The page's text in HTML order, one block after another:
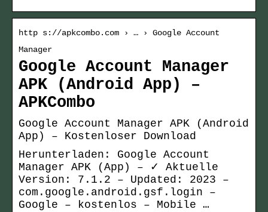
http s://apkcombo.com › … › Google Account
Manager
Google Account Manager
APK (Android App) –
APKCombo
Google Account Manager APK (Android
App) – Kostenloser Download
Herunterladen: Google Account
Manager APK (App) – ✓ Aktuelle
Version: 7.1.2 – Updated: 2023 –
com.google.android.gsf.login –
Google – kostenlos – Mobile …